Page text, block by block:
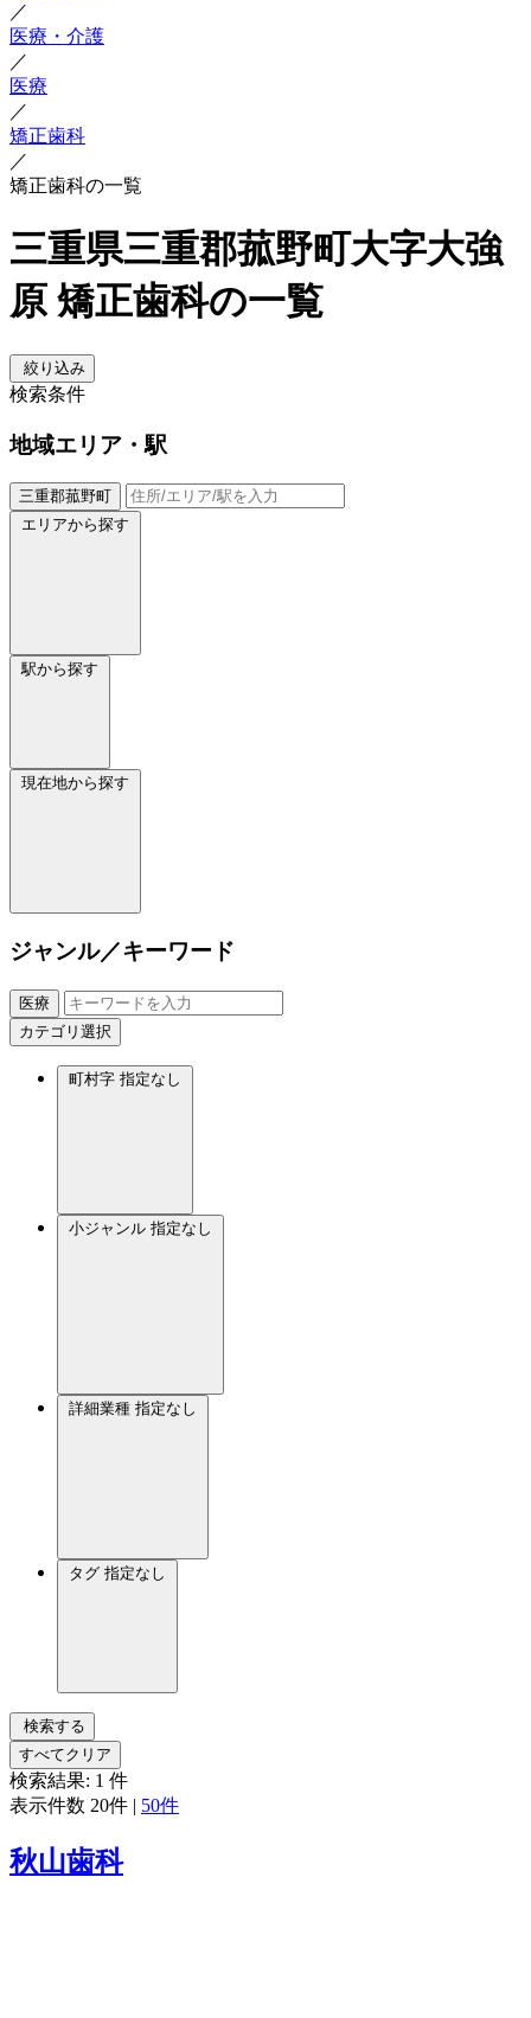
／
医療・介護
／
医療
／
矯正歯科
／
矯正歯科の一覧
三重県三重郡菰野町大字大強
原 矯正歯科の一覧
絞り込み
検索条件
地域エリア・駅
三重郡菰野町
エリアから探す
駅から探す
現在地から探す
ジャンル／キーワード
医療
カテゴリ選択
町村字 指定なし
小ジャンル 指定なし
詳細業種 指定なし
タグ 指定なし
検索する
すべてクリア
検索結果: 1 件
表示件数 20件 | 50件
秋山歯科